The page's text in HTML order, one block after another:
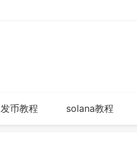
发币教程 solana教程